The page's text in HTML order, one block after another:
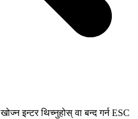
खोज्न इन्टर थिच्नुहोस् वा बन्द गर्न ESC